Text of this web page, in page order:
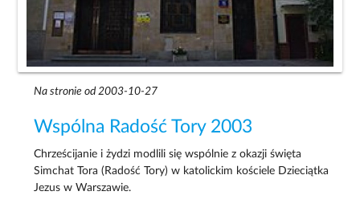
Na stronie od 2003-10-27
Wspólna Radość Tory 2003
Chrześcijanie i żydzi modlili się wspólnie z okazji święta
Simchat Tora (Radość Tory) w katolickim kościele Dzieciątka
Jezus w Warszawie.